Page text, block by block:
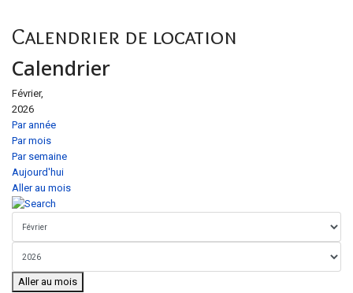
Calendrier de location
Calendrier
Février,
2026
Par année
Par mois
Par semaine
Aujourd'hui
Aller au mois
Aller au mois